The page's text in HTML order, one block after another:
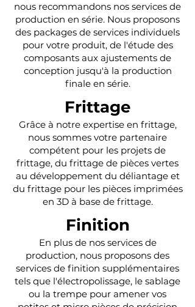
nous recommandons nos services de
production en série. Nous proposons
des packages de services individuels
pour votre produit, de l'étude des
composants aux ajustements de
conception jusqu'à la production
finale en série.
Frittage
Grâce à notre expertise en frittage,
nous sommes votre partenaire
compétent pour les projets de
frittage, du frittage de pièces vertes
au développement du déliantage et
du frittage pour les pièces imprimées
en 3D à base de frittage.
Finition
En plus de nos services de
production, nous proposons des
services de finition supplémentaires
tels que l'électropolissage, le sablage
ou la trempe pour amener vos